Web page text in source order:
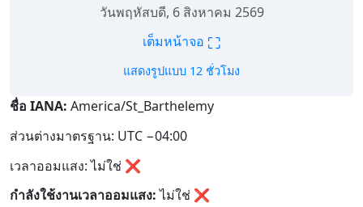
วันพฤหัสบดี, 6 สิงหาคม 2569
เต็มหน้าจอ ⛶
แสดงรูปแบบ 12 ชั่วโมง
ชื่อ IANA: America/St_Barthelemy
ส่วนต่างมาตรฐาน: UTC −04:00
เวลาออมแสง: ไม่ใช่ ❌
กำลังใช้งานเวลาออมแสง:ไม่ใช่ ❌